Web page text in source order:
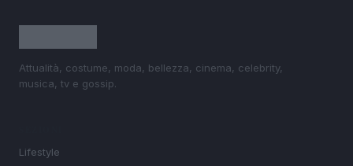
Attualità, costume, moda, bellezza, cinema, celebrity,
musica, tv e gossip.
Lifestyle